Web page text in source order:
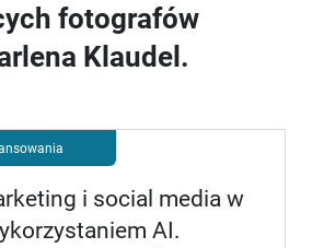
fotografów
Klaudel.
i social media w
AI.